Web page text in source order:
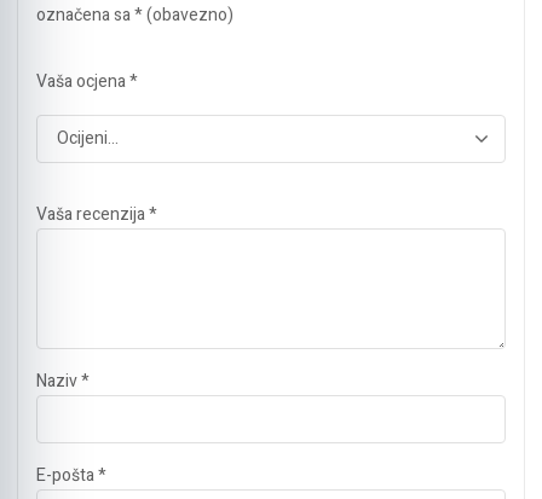
označena sa* (obavezno)
Vaša ocjena*
Vaša recenzija*
Naziv*
E-pošta*